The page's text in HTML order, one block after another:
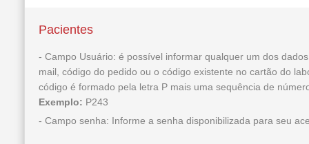
Pacientes
- Campo Usuário: é possível informar qualquer um dos
mail, código do pedido ou o código existente no cartão do
código é formado pela letra P mais uma sequência de
Exemplo: P243
- Campo senha: Informe a senha disponibilizada para seu